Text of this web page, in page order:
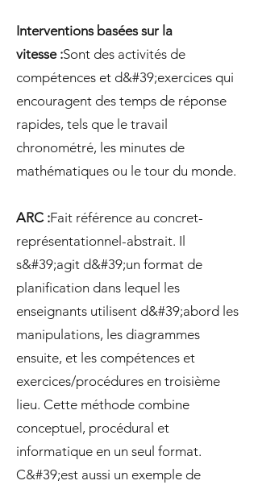
Interventions basées sur la
vitesse :Sont des activités de
compétences et d&#39;exercices qui
encouragent des temps de réponse
rapides, tels que le travail
chronométré, les minutes de
mathématiques ou le tour du monde.
ARC :Fait référence au concret-
représentationnel-abstrait. Il
s&#39;agit d&#39;un format de
planification dans lequel les
enseignants utilisent d&#39;abord les
manipulations, les diagrammes
ensuite, et les compétences et
exercices/procédures en troisième
lieu. Cette méthode combine
conceptuel, procédural et
informatique en un seul format.
C&#39;est aussi un exemple de